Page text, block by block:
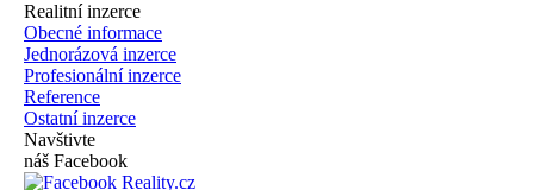
Realitní inzerce
Obecné informace
Jednorázová inzerce
Profesionální inzerce
Reference
Ostatní inzerce
Navštivte
náš Facebook